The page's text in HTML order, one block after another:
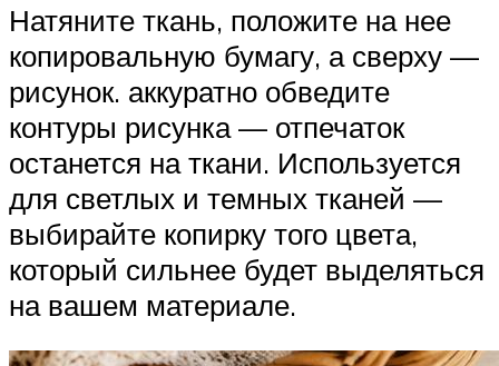
Натяните ткань, положите на нее
копировальную бумагу, а сверху —
рисунок. аккуратно обведите
контуры рисунка — отпечаток
останется на ткани. Используется
для светлых и темных тканей —
выбирайте копирку того цвета,
который сильнее будет выделяться
на вашем материале.